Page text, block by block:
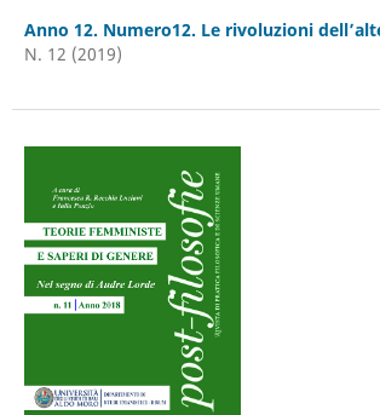
Anno 12. Numero12. Le rivoluzioni
N. 12 (2019)